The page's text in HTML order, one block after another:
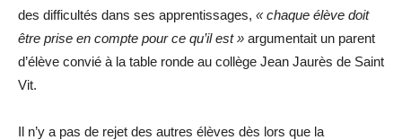
des difficultés dans ses apprentissages, « chaque élève doit
être prise en compte pour ce qu’il est » argumentait un parent
d’élève convié à la table ronde au collège Jean Jaurès de Saint
Vit.
Il n’y a pas de rejet des autres élèves dès lors que la